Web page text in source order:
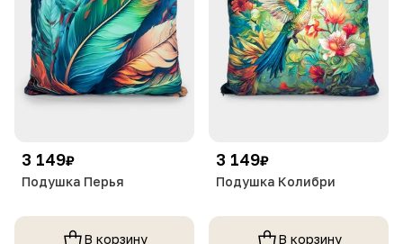
3 149₽
Подушка Перья
В корзину
3 149₽
Подушка Колибри
В корзину